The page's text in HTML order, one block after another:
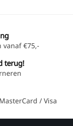
vanaf €75,-
terug!
/ Visa